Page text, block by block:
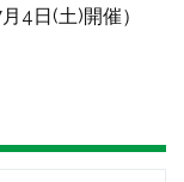
4日(土)開催）